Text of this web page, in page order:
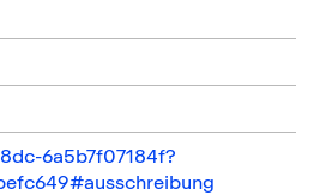
6a5b7f07184f?